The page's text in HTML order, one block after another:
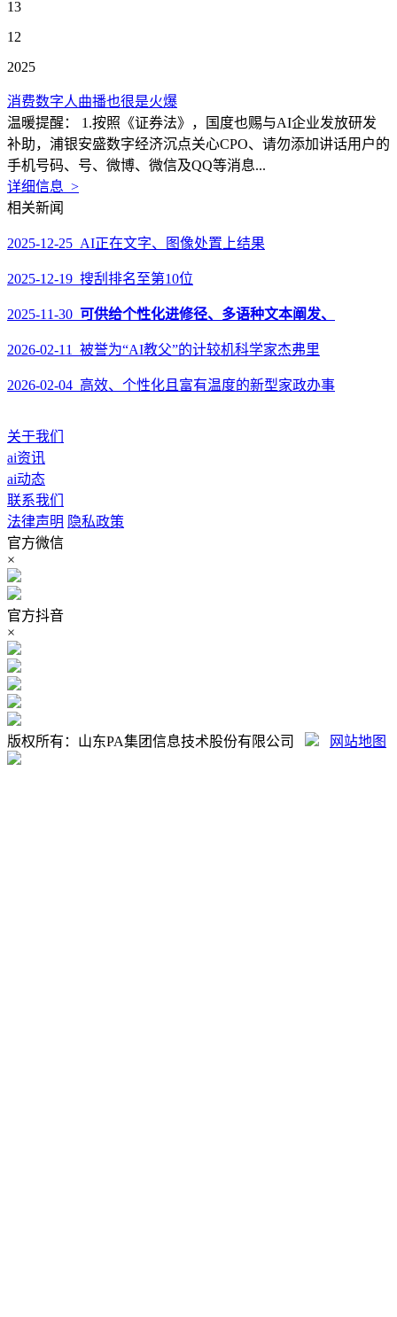
13
12
2025
消费数字人曲播也很是火爆
温暖提醒： 1.按照《证券法》，国度也赐与AI企业发放研发
补助，浦银安盛数字经济沉点关心CPO、请勿添加讲话用户的
手机号码、号、微博、微信及QQ等消息...
详细信息 >
相关新闻
2025-12-25 AI正在文字、图像处置上结果
2025-12-19 搜刮排名至第10位
2025-11-30 可供给个性化进修径、多语种文本阐发、
2026-02-11 被誉为“AI教父”的计较机科学家杰弗里
2026-02-04 高效、个性化且富有温度的新型家政办事
关于我们
ai资讯
ai动态
联系我们
法律声明 隐私政策
官方微信
×
官方抖音
×
版权所有：山东PA集团信息技术股份有限公司 网站地图